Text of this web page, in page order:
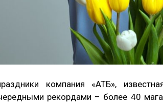
компания «АТБ»,
рекордами – более 40